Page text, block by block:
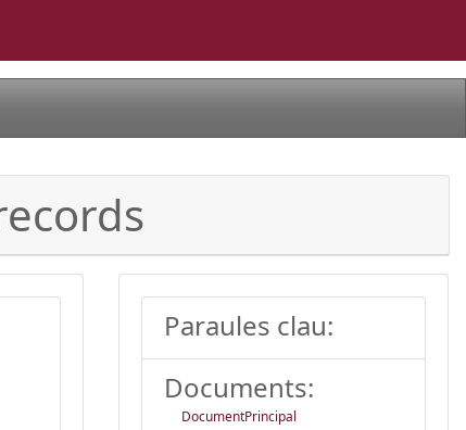
Paraules clau:
Documents:
DocumentPrincipal